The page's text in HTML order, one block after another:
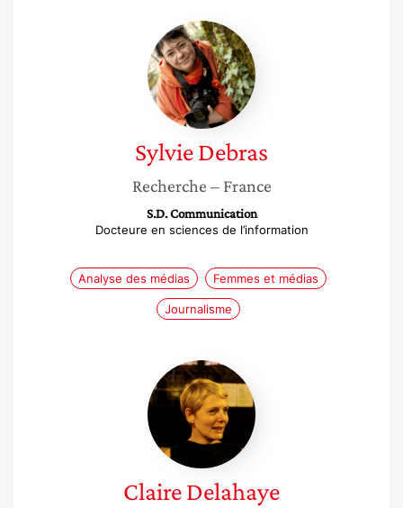
Sylvie
Debras
SylvieDebras
Recherche – France
S.D. Communication
Docteure en sciences de l’information
Analyse des médias Femmes et médias
Journalisme
Claire
Delahaye
ClaireDelahaye